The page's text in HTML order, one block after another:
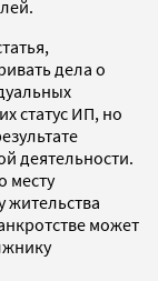
дела о
статус ИП, но
деятельности.
месту
может